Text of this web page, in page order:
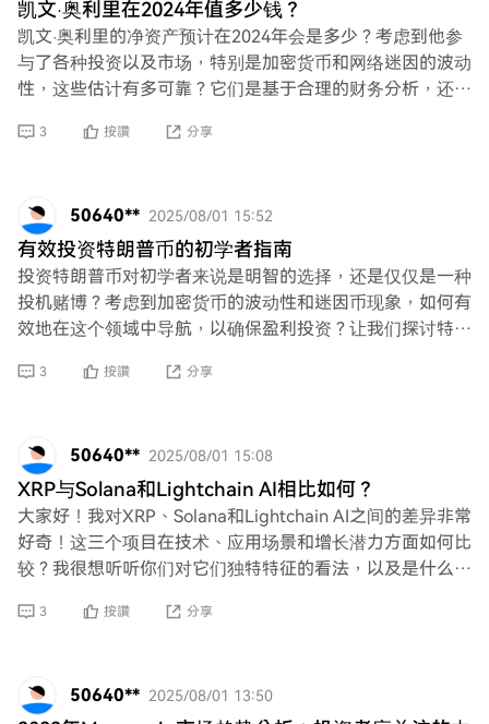
凯文·奥利里在2024年值多少钱？
凯文·奥利里的净资产预计在2024年会是多少？考虑到他参
与了各种投资以及市场，特别是加密货币和网络迷因的波动
性，这些估计有多可靠？它们是基于合理的财务分析，还是
3 按讚 分享
50640** 2025/08/01 15:52
有效投资特朗普币的初学者指南
投资特朗普币对初学者来说是明智的选择，还是仅仅是一种
投机赌博？考虑到加密货币的波动性和迷因币现象，如何有
效地在这个领域中导航，以确保盈利投资？让我们探讨特朗
3 按讚 分享
50640** 2025/08/01 15:08
XRP与Solana和Lightchain AI相比如何？
大家好！我对XRP、Solana和Lightchain AI之间的差异非常
好奇！这三个项目在技术、应用场景和增长潜力方面如何比
较？我很想听听你们对它们独特特征的看法，以及是什么让
3 按讚 分享
50640** 2025/08/01 13:50